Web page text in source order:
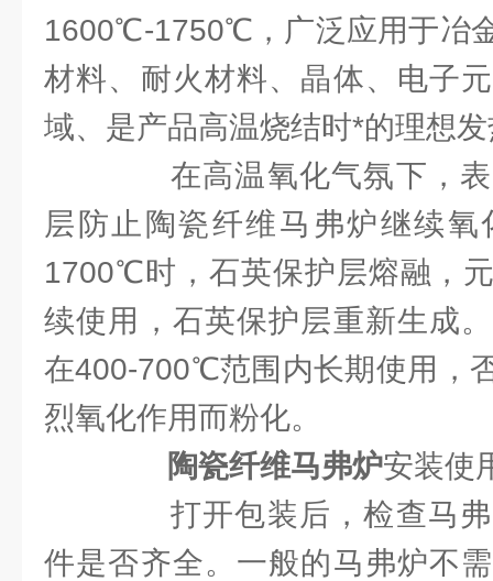
1600℃-1750℃，广泛应用于冶
材料、耐火材料、晶体、电子
域、是产品高温烧结时*的理想
在高温氧化气氛下，表
层防止陶瓷纤维马弗炉继续
1700℃时，石英保护层熔融，
续使用，石英保护层重新生成
在400-700℃范围内长期使用，
烈氧化作用而粉化。
陶瓷纤维马弗炉安装使
打开包装后，检查马弗
件是否齐全。一般的马弗炉不